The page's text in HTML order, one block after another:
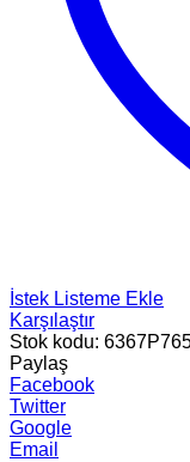
İstek Listeme Ekle
Karşılaştır
Stok kodu:
Paylaş
Facebook
Twitter
Google
Email